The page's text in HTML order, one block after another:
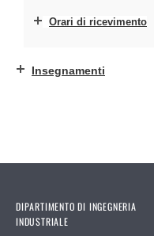
Orari di ricevimento
Insegnamenti
DIPARTIMENTO DI INGEGNERIA
INDUSTRIALE